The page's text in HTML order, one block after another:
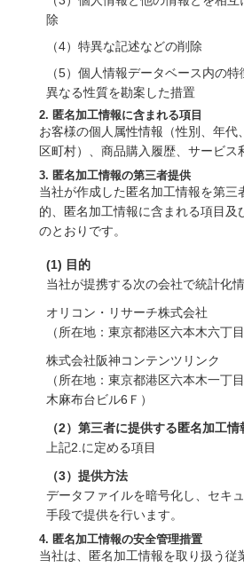
除
（4）特異な記述などの削除
（5）個人情報データベース内の
異なる性質を勘案した措置
2. 匿名加工情報に含まれる項目
お客様の個人属性情報（性別、年代
区町村）、商品購入履歴、サービス
3. 匿名加工情報の第三者提供
当社が作成した匿名加工情報を第三
的、匿名加工情報に含まれる項目及
のとおりです。
(1) 目的
当社が提携する次の会社で統計化
オリコン・リサーチ株式会社
（所在地：東京都港区六本木六丁
株式会社阪神コンテンツリンク
（所在地：東京都港区六本木一
木麻布台ビル6Ｆ）
（2）第三者に提供する匿名加工
上記2.に定める項目
（3）提供方法
データファイルを暗号化し、セキ
手段で提供を行います。
4. 匿名加工情報の安全管理措置
当社は、匿名加工情報を取り扱う従